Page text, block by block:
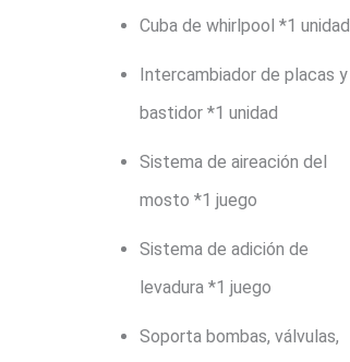
Cuba de whirlpool *1 unidad
Intercambiador de placas y
bastidor *1 unidad
Sistema de aireación del
mosto *1 juego
Sistema de adición de
levadura *1 juego
Soporta bombas, válvulas,